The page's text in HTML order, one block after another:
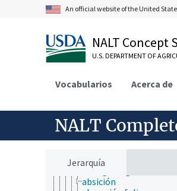
An official website of the United
NALT Concept
U.S. DEPARTMENT OF
Vocabularios Acerca de
NALT
Jerarquía
ambiente
biología celular
biología de los insectos
biología estructural
biología molecular
algología
biología vegetal
anatomía de la planta
biología de las malezas
bioquímica vegetal
fisiología vegetal
absición